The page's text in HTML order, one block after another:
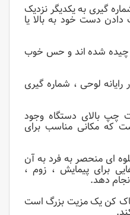
گیری به یکدیگر نزدیک
دادن دست خود به بالا یا
چیده شده اند و حس خوب
لوحی ، شماره گیری
بالای دستگاه وجود
که مکانی مناسب برای
ای منحصر به فرد به آن
برای پیمایش ، زوم ،
دهد.
پاک کن یک مزیت بزرگ است